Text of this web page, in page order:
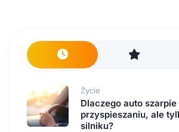
Życie
Dlaczego auto
przyspieszaniu, ale
silniku?